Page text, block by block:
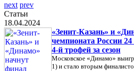
next prev
Статьи
18.04.2024
«Зенит-Казань» и
чемпионата России
4-й трофей за сезон
Московское «Динамо»
1) и стало вторым